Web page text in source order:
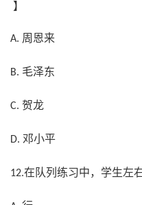
】
A. 周恩来
B. 毛泽东
C. 贺龙
D. 邓小平
12.在队列练习中，学生左